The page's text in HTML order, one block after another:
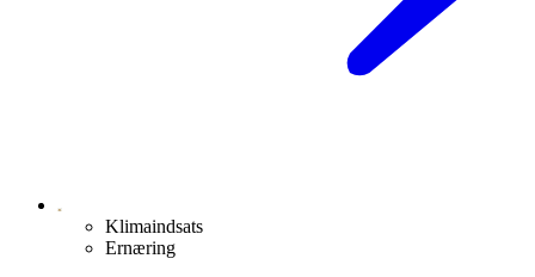
Klimaindsats
Ernæring